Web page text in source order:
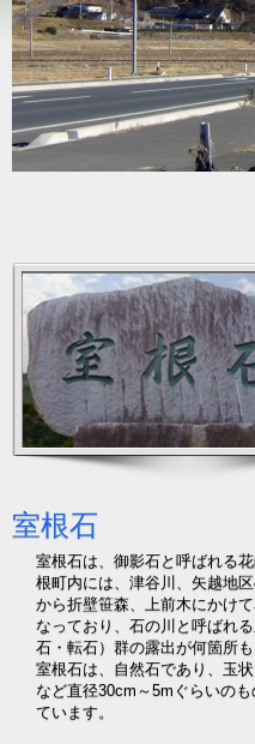
室根石
室根石は、御影石と呼ばれる
根町内には、津谷川、矢越地
から折壁笹森、上前木にかけ
なっており、石の川と呼ばれ
石・転石）群の露出が何箇所も
室根石は、自然石であり、玉
など直径30cm～5mぐらいの
ています。